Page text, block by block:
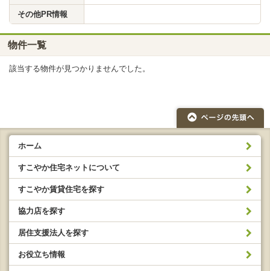
その他PR情報
物件一覧
該当する物件が見つかりませんでした。
ホーム
すこやか住宅ネットについて
すこやか賃貸住宅を探す
協力店を探す
居住支援法人を探す
お役立ち情報